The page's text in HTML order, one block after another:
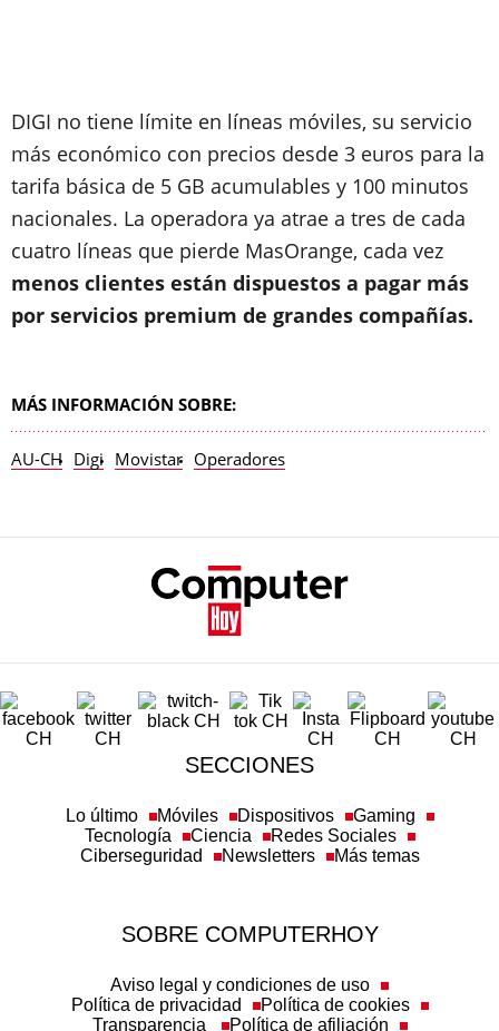
DIGI no tiene límite en líneas móviles, su servicio
más económico con precios desde 3 euros para la
tarifa básica de 5 GB acumulables y 100 minutos
nacionales. La operadora ya atrae a tres de cada
cuatro líneas que pierde MasOrange, cada vez
menos clientes están dispuestos a pagar más
por servicios premium de grandes compañías.
MÁS INFORMACIÓN SOBRE:
AU-CH Digi Movistar Operadores
SECCIONES
Lo último Móviles Dispositivos
Gaming
Tecnología
Ciencia
Redes Sociales
Ciberseguridad
Newsletters Más temas
SOBRE COMPUTERHOY
Aviso legal y condiciones de uso
Política de privacidad
Política de cookies
Transparencia
Política de afiliación